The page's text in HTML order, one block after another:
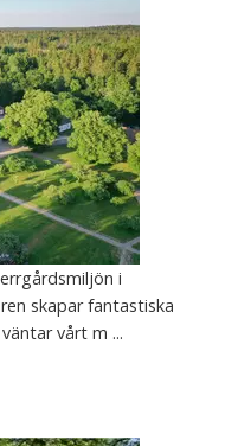
i
skapar fantastiska
vårt m ...